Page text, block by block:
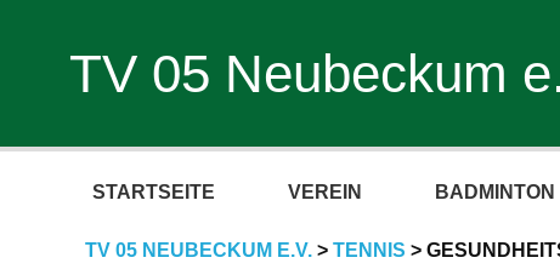
TV 05 Neubeckum
STARTSEITE VEREIN BADMINTON
TV 05 NEUBECKUM E.V.> TENNIS >